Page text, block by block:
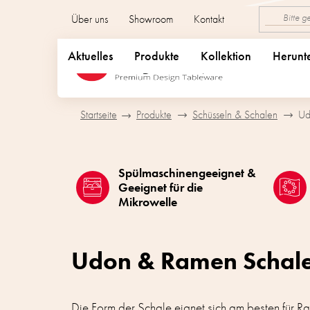
Über uns Showroom Kontakt
Aktuelles Produkte Kollektion
Startseite Produkte Schüsseln & Schalen
Udon & Ramen
Spülmaschinengeeignet &
Geeignet für die
Mikrowelle